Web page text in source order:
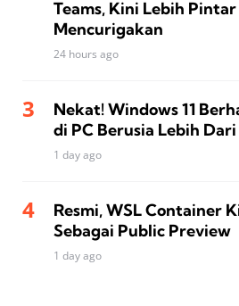
Teams, Kini Lebih
Mencurigakan
24 hours ago
Nekat! Windows 11
di PC Berusia Lebih
1 day ago
Resmi, WSL Container
Sebagai Public Preview
1 day ago